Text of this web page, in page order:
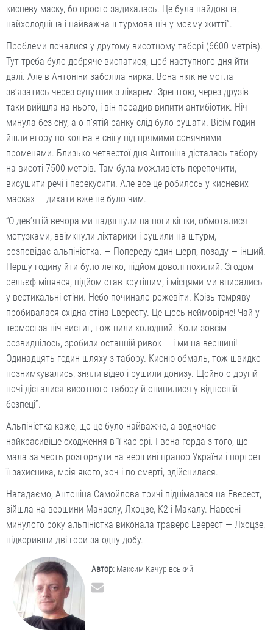
кисневу маску, бо просто задихалась. Це була найдовша,
найхолодніша і найважча штурмова ніч у моєму житті”.
Проблеми почалися у другому висотному таборі (6600 метрів).
Тут треба було добряче виспатися, щоб наступного дня йти
далі. Але в Антоніни заболіла нирка. Вона ніяк не могла
зв’язатись через супутник з лікарем. Зрештою, через друзів
таки вийшла на нього, і він порадив випити антибіотик. Ніч
минула без сну, а о п’ятій ранку слід було рушати. Вісім годин
йшли вгору по коліна в снігу під прямими сонячними
променями. Близько четвертої дня Антоніна дісталась табору
на висоті 7500 метрів. Там була можливість перепочити,
висушити речі і перекусити. Але все це робилось у кисневих
масках — дихати вже не було чим.
“О дев’ятій вечора ми надягнули на ноги кішки, обмоталися
мотузками, ввімкнули ліхтарики і рушили на штурм, —
розповідає альпіністка. — Попереду один шерп, позаду — інший.
Першу годину йти було легко, підйом доволі похилий. Згодом
рельєф мінявся, підйом став крутішим, і місцями ми впирались
у вертикальні стіни. Небо починало рожевіти. Крізь темряву
пробивалася східна стіна Евересту. Це щось неймовірне! Чай у
термосі за ніч вистиг, тож пили холодний. Коли зовсім
розвиднілось, зробили останній ривок — і ми на вершині!
Одинадцять годин шляху з табору. Кисню обмаль, тож швидко
познимкувались, зняли відео і рушили донизу. Щойно о другій
ночі дісталися висотного табору й опинилися у відносній
безпеці”.
Альпіністка каже, що це було найважче, а водночас
найкрасивіше сходження в її кар’єрі. І вона горда з того, що
мала за честь розгорнути на вершині прапор України і порт­рет
її захисника, мрія якого, хоч і по смерті, здійснилася.
Нагадаємо, Антоніна Самойлова тричі піднімалася на Еверест,
зійшла на вершини Манаслу, Лхоцзе, К2 і Макалу. Навесні
минулого року альпіністка виконала траверс Еверест — Лхоцзе,
підкоривши дві гори за одну добу.
Автор: Максим Качурівський